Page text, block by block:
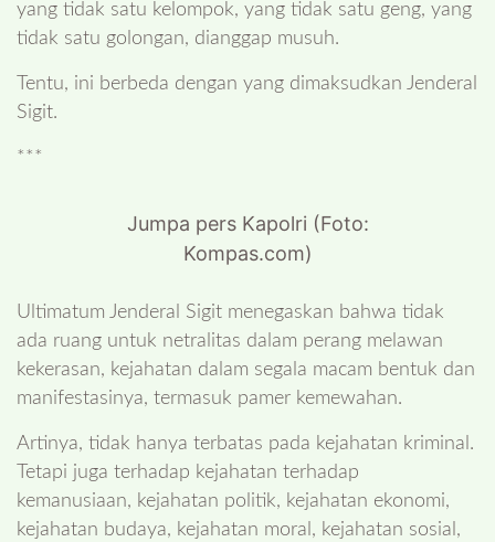
yang tidak satu kelompok, yang tidak satu geng, yang
tidak satu golongan, dianggap musuh.
Tentu, ini berbeda dengan yang dimaksudkan Jenderal
Sigit.
***
Jumpa pers Kapolri (Foto:
Kompas.com)
Ultimatum Jenderal Sigit menegaskan bahwa tidak
ada ruang untuk netralitas dalam perang melawan
kekerasan, kejahatan dalam segala macam bentuk dan
manifestasinya, termasuk pamer kemewahan.
Artinya, tidak hanya terbatas pada kejahatan kriminal.
Tetapi juga terhadap kejahatan terhadap
kemanusiaan, kejahatan politik, kejahatan ekonomi,
kejahatan budaya, kejahatan moral, kejahatan sosial,